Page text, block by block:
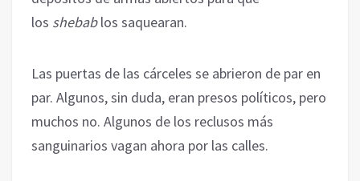
los shebablos saquearan.
Las puertas de las cárceles se abrieron de par en
par. Algunos, sin duda, eran presos políticos, pero
muchos no. Algunos de los reclusos más
sanguinarios vagan ahora por las calles.